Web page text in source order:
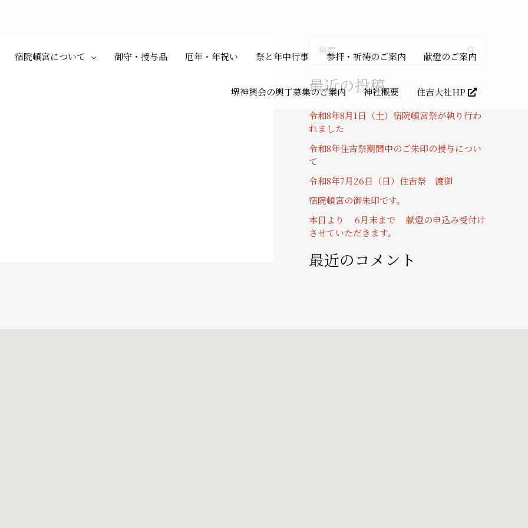
宿院頓宮について 御守・授与品 厄年・年祝い 祭と年中行事 参拝・祈祷のご案内 献燈のご案内
堺神輿会の輿丁募集のご案内 神社概要 住吉大社HP
検
対
:
最近の投稿
令和8年8月1日（土）宿院頓宮祭が執り行わ
れました
令和8年住吉祭期間中のご朱印の授与につい
て
令和8年7月26日（日）住吉祭 渡御
宿院頓宮の御朱印です。
本日より 6月末まで 献燈の申込み受付け
させていただきます。
最近のコメント